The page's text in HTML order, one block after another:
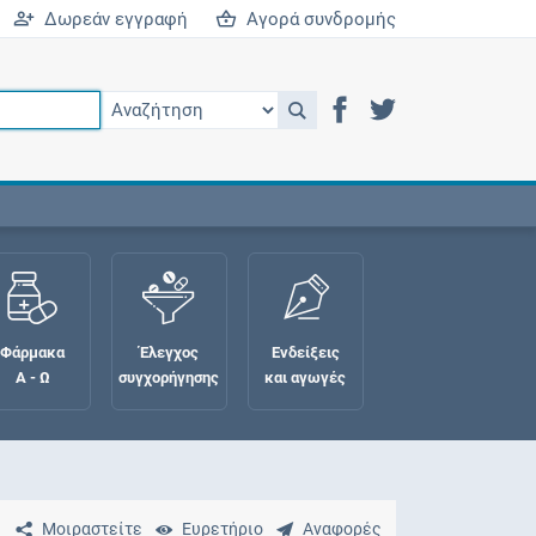
Δωρεάν εγγραφή Αγορά συνδρομής
Φάρμακα
Α - Ω
Έλεγχος
συγχορήγησης
Ενδείξεις
και αγωγές
Μοιραστείτε Ευρετήριο Αναφορές